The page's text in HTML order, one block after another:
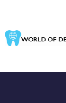
contenido